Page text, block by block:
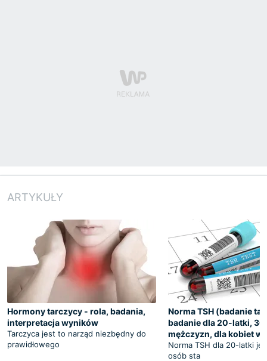
ARTYKUŁY
Hormony tarczycy - rola, badania,
interpretacja wyników
Tarczyca jest to narząd niezbędny do
prawidłowego
Norma TSH (badanie
badanie dla 20-latki,
mężczyzn, dla kobiet w
Norma TSH dla 20-latki
osób sta